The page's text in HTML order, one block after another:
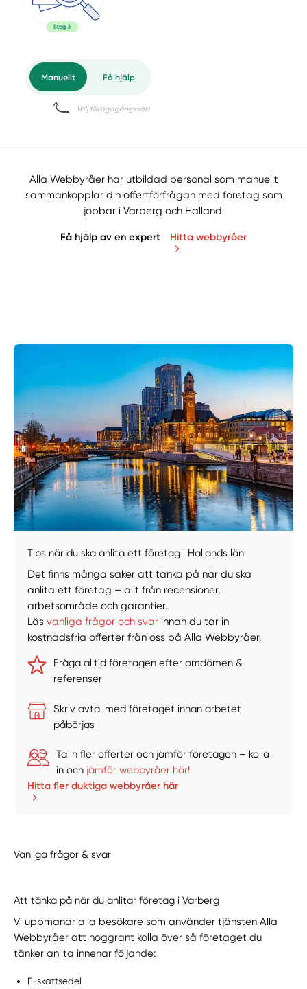
Manuellt Få hjälp
Välj tillvägagångssätt
Alla Webbyråer har utbildad personal som manuellt
sammankopplar din offertförfrågan med företag som
jobbar i Varberg och Halland.
Få hjälp av en expert Hitta webbyråer
Tips när du ska anlita ett företag i Hallands län
Det finns många saker att tänka på när du ska
anlita ett företag – allt från recensioner,
arbetsområde och garantier.
Läsvanliga frågor och svar innan du tar in
kostnadsfria offerter från oss på Alla Webbyråer.
Fråga alltid företagen efter omdömen &
referenser
Skriv avtal med företaget innan arbetet
påbörjas
Ta in fler offerter och jämför företagen – kolla
in och jämför webbyråer här!
Hitta fler duktiga webbyråer här
Vanliga frågor & svar
Att tänka på när du anlitar företag i Varberg
Vi uppmanar alla besökare som använder tjänsten Alla
Webbyråer att noggrant kolla över så företaget du
tänker anlita innehar följande:
F-skattsedel